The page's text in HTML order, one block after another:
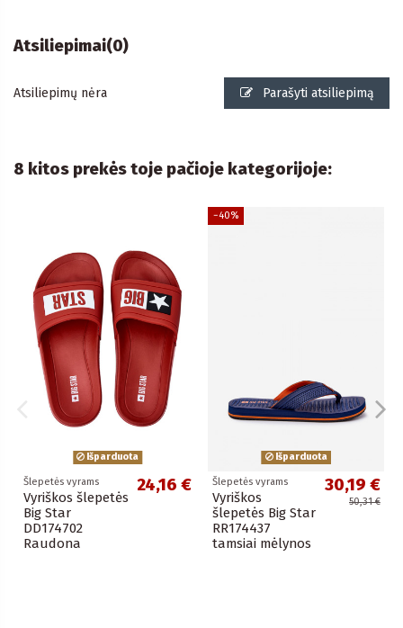
Atsiliepimai(0)
Atsiliepimų nėra Parašyti atsiliepimą
8 kitos prekės toje pačioje kategorijoje:
Išparduota
Šlepetės vyrams
Vyriškos šlepetės
Big Star
DD174702
Raudona
24,16 €
−40%
Išparduota
Šlepetės vyrams
Vyriškos
šlepetės Big Star
RR174437
tamsiai mėlynos
30,19 €
50,31 €